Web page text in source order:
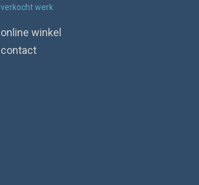
verkocht werk
online winkel
contact